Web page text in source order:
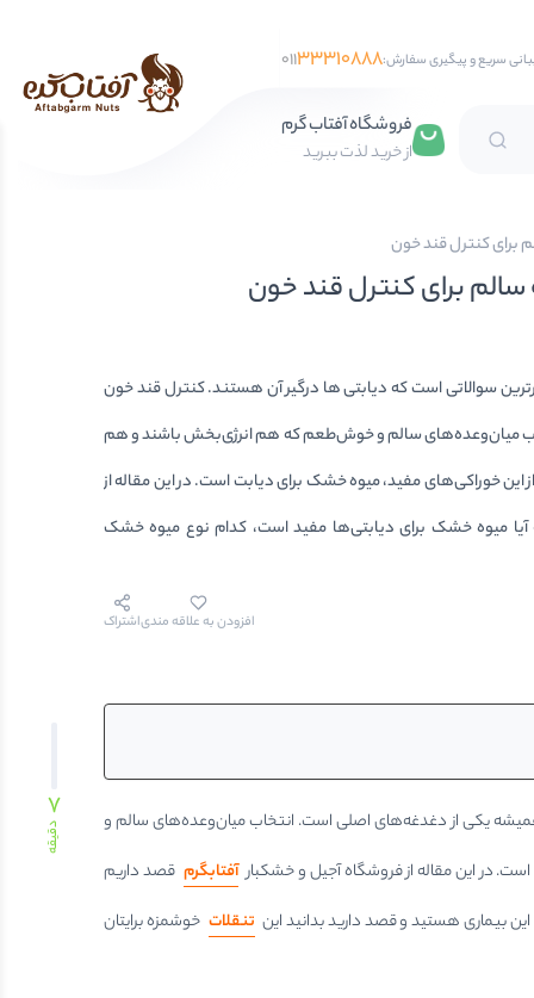
سریع و پیگیری سفارش: 01133310888
تخمه آفتابگردان
تخمه کدو
مغز فندق
فندق با پوست
فروشگاه آفتاب گرم
از خرید لذت ببرید
برای کنترل قند خون
برای کنترل قند خون
سوالاتی است که دیابتی ها درگیر آن هستند. کنترل قند خون
میان‌وعده‌های سالم و خوش‌طعم که هم انرژی‌بخش باشند و هم
خوراکی‌های مفید، میوه خشک برای دیابت است. در این مقاله از
میوه خشک برای دیابتی‌ها مفید است، کدام نوع میوه خشک
افزودن به علاقه مندیاشتراک
7
دقیقه
همیشه یکی از دغدغه‌های اصلی است. انتخاب میان‌وعده‌های سالم و
در این مقاله از فروشگاه آجیل و خشکبار آفتابگرم قصد داریم
بیماری هستید و قصد دارید بدانید این تنقلات خوشمزه برایتان